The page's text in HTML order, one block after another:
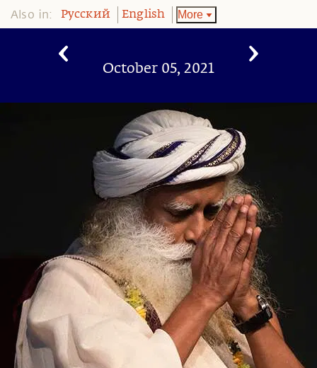
Also in: Pусский English More
October 05, 2021